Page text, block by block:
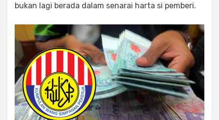
bukan lagi berada dalam senarai harta si pemberi.